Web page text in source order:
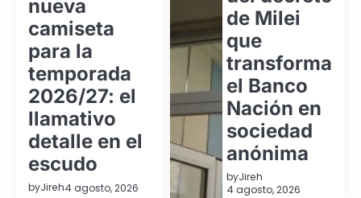
nueva
camiseta
para la
temporada
2026/27: el
llamativo
detalle en el
escudo
byJireh4 agosto, 2026
de Milei
que
transforma
el Banco
Nación en
sociedad
anónima
byJireh
4 agosto, 2026